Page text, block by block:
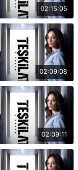
02:15:05
02:09:08
02:09:11